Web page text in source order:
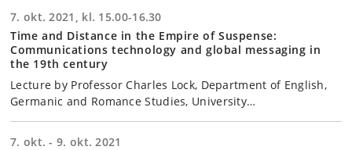
7. okt. 2021, kl. 15.00-16.30
Time and Distance in the Empire of Suspense:
Communications technology and global messaging in
the 19th century
Lecture by Professor Charles Lock, Department of English,
Germanic and Romance Studies, University…
7. okt. - 9. okt. 2021